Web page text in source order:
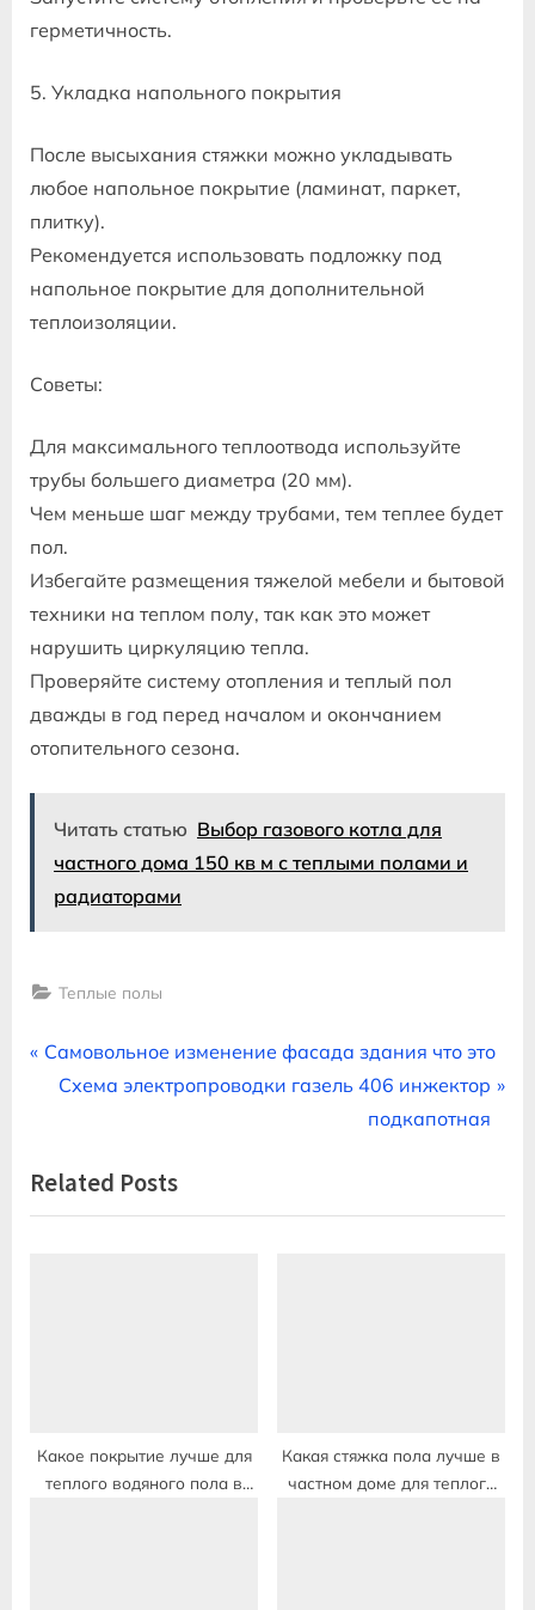
герметичность.
5. Укладка напольного покрытия
После высыхания стяжки можно укладывать
любое напольное покрытие (ламинат, паркет,
плитку).
Рекомендуется использовать подложку под
напольное покрытие для дополнительной
теплоизоляции.
Советы:
Для максимального теплоотвода используйте
трубы большего диаметра (20 мм).
Чем меньше шаг между трубами, тем теплее будет
пол.
Избегайте размещения тяжелой мебели и бытовой
техники на теплом полу, так как это может
нарушить циркуляцию тепла.
Проверяйте систему отопления и теплый пол
дважды в год перед началом и окончанием
отопительного сезона.
Читать статью Выбор газового котла для
частного дома 150 кв м с теплыми полами и
радиаторами
Теплые полы
Навигация
P
i
o
:
Самовольное изменение фасада здания что это
N
t
P
Схема электропроводки газель 406 инжектор
подкапотная
Related Posts
Какое покрытие лучше для
теплого водяного пола в
Какая стяжка пола лучше в
частном доме для теплого